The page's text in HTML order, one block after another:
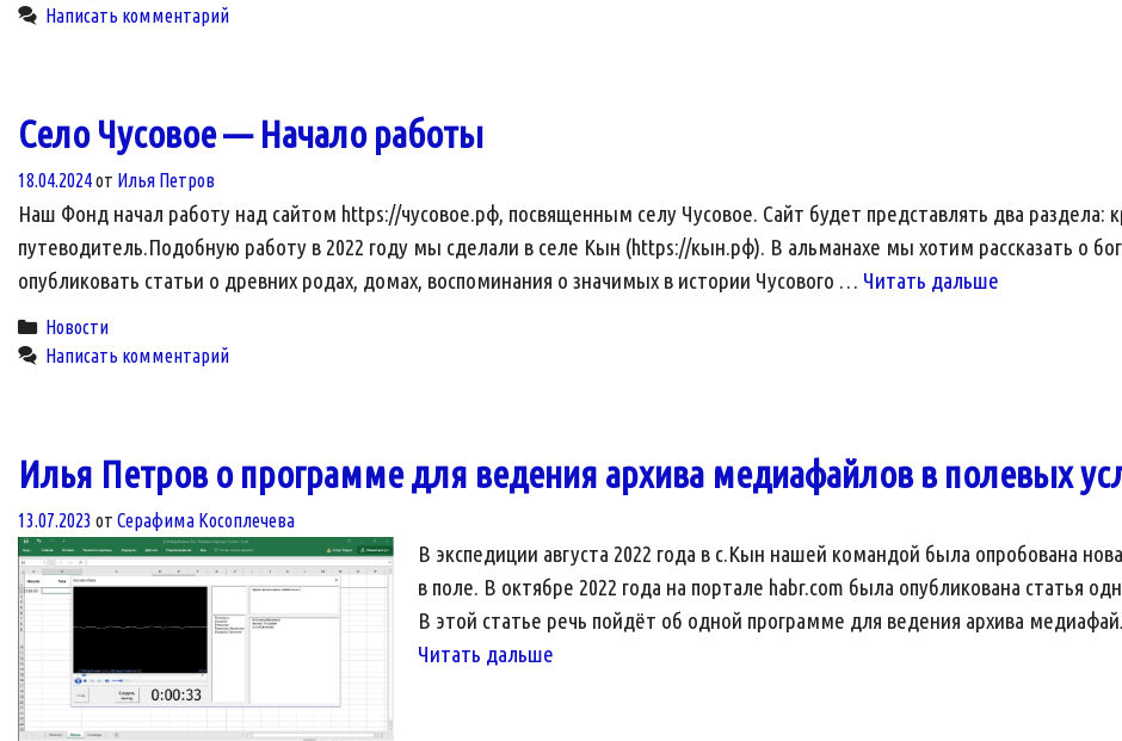
Написать комментарий
Село Чусовое — Начало работы
18.04.2024от Илья Петров
Наш Фонд начал работу над сайтом https://чусовое.рф, посвященным селу Чусовое. Сайт будет представлять два раздела:
путеводитель.Подобную работу в 2022 году мы сделали в селе Кын (https://кын.рф). В альманахе мы хотим рассказать о
опубликовать статьи о древних родах, домах, воспоминания о значимых в истории Чусового … Читать дальше
Categories
Новости
Написать комментарий
Илья Петров о программе для ведения архива медиафайлов в полевых
13.07.2023 от Серафима Косоплечева
В экспедиции августа 2022 года в с.Кын нашей командой была опробована
в поле. В октябре 2022 года на портале habr.com была опубликована статья
В этой статье речь пойдёт об одной программе для ведения архива
Читать дальше